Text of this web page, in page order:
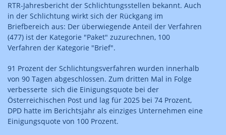
RTR-Jahresbericht der Schlichtungsstellen bekannt. Auch
in der Schlichtung wirkt sich der Rückgang im
Briefbereich aus: Der überwiegende Anteil der Verfahren
(477) ist der Kategorie "Paket" zuzurechnen, 100
Verfahren der Kategorie "Brief".
91 Prozent der Schlichtungsverfahren wurden innerhalb
von 90 Tagen abgeschlossen. Zum dritten Mal in Folge
verbesserte sich die Einigungsquote bei der
Österreichischen Post und lag für 2025 bei 74 Prozent,
DPD hatte im Berichtsjahr als einziges Unternehmen eine
Einigungsquote von 100 Prozent.